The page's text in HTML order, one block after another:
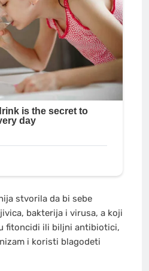
stvorila da bi sebe
bakterija i virusa, a koji
fitoncidi ili biljni antibiotici,
i koristi blagodeti